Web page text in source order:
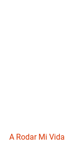
A Rodar Mi Vida